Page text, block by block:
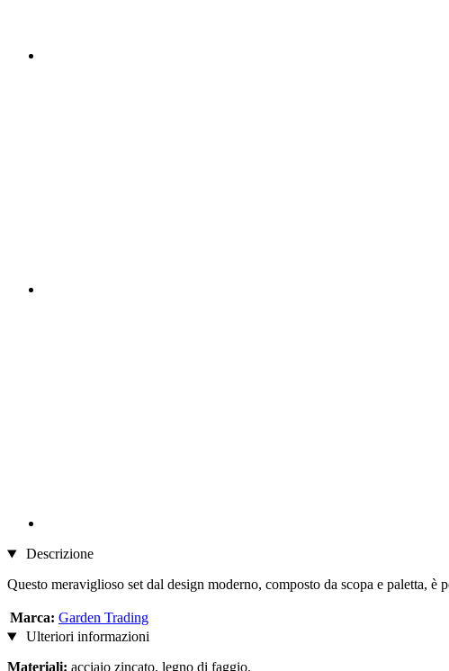
Descrizione
Questo meraviglioso set dal design moderno, composto da scopa e paletta,
Marca: Garden Trading
Ulteriori informazioni
Materiali: acciaio zincato, legno di faggio.